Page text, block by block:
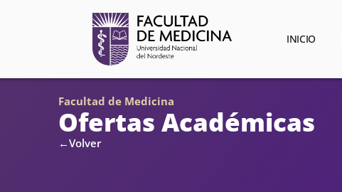
INICIO
Facultad de Medicina
Ofertas Académicas
←Volver